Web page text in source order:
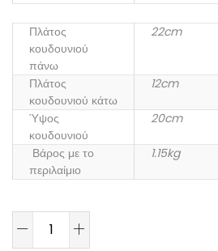
Πλάτος
κουδουνιού
πάνω
22cm
Πλάτος
κουδουνιού κάτω
12cm
Ύψος
κουδουνιού
20cm
Βάρος με το
περιλαίμιο
1.15kg